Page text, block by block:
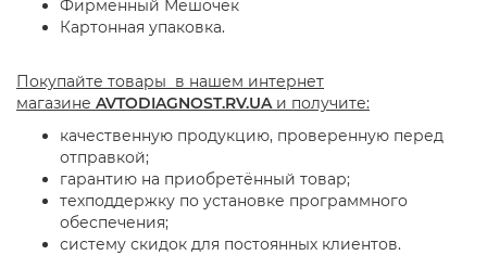
Фирменный Мешочек
Картонная упаковка.
Покупайте товары в нашем интернет
магазине AVTODIAGNOST.RV.UA и получите:
качественную продукцию, проверенную перед
отправкой;
гарантию на приобретённый товар;
техподдержку по установке программного
обеспечения;
систему скидок для постоянных клиентов.